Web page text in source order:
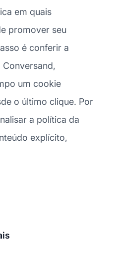
em quais
promover seu
é conferir a
um cookie
o último clique. Por
a política da
explícito,